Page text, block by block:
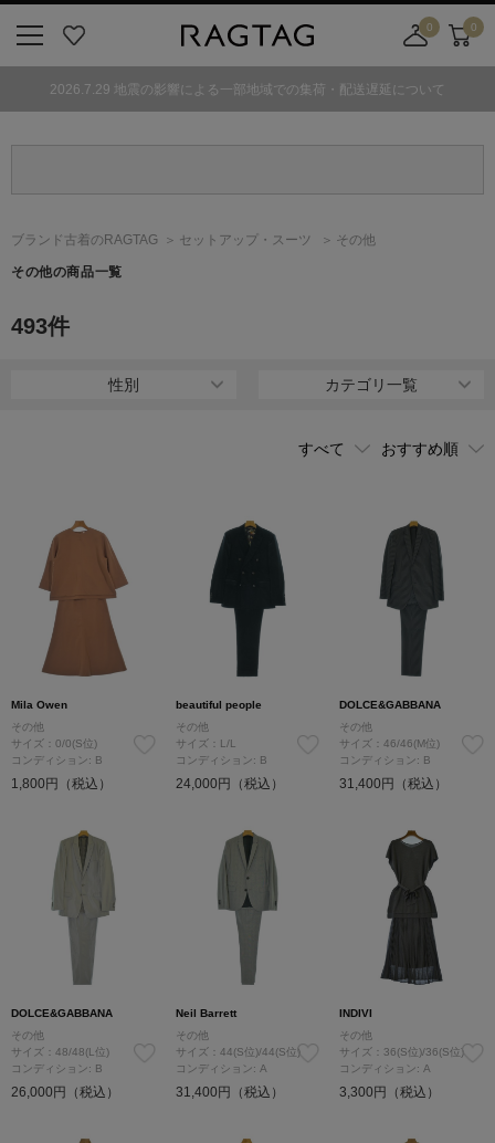
気
0
舗
カ
0
2026.7.29 地震の影響による一部地域での集荷・配送遅延について
ブランド古着のRAGTAG セットアップ・スーツ その他
その他の商品一覧
493件
性別 カテゴリ一覧
Mila Owen
その他
サイズ：0/0(S位)
コンディション: B
1,800円（税込）
beautiful people
その他
サイズ：L/L
コンディション: B
24,000円（税込）
DOLCE&GABBANA
その他
サイズ：46/46(M位)
コンディション: B
31,400円（税込）
DOLCE&GABBANA
その他
サイズ：48/48(L位)
コンディション: B
26,000円（税込）
Neil Barrett
その他
サイズ：44(S位)/44(S位)
コンディション: A
31,400円（税込）
INDIVI
その他
サイズ：36(S位)/36(S位)
コンディション: A
3,300円（税込）